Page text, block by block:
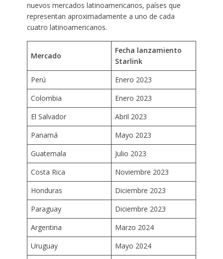
nuevos mercados latinoamericanos, países que
representan aproximadamente a uno de cada
cuatro latinoamericanos.
Mercado
Fecha lanzamiento
Starlink
Perú
Enero 2023
Colombia
Enero 2023
El Salvador
Abril 2023
Panamá
Mayo 2023
Guatemala
Julio 2023
Costa Rica
Noviembre 2023
Honduras
Diciembre 2023
Paraguay
Diciembre 2023
Argentina
Marzo 2024
Uruguay
Mayo 2024